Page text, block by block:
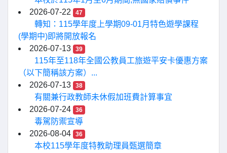
2026-07-22
47
轉知：115學年度上學期09-01月特色遊學課程
(學期中)即將開放報名
2026-07-13
39
115年至118年全國公教員工旅遊平安卡優惠方案
（以下簡稱該方案）...
2026-07-13
38
有關兼行政教師未休假加班費計算事宜
2026-07-24
36
毒駕防禦宣導
2026-08-04
36
本校115學年度特教助理員甄選簡章